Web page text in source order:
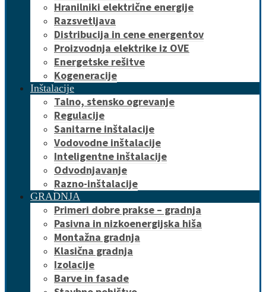
Hranilniki električne energije
Razsvetljava
Distribucija in cene energentov
Proizvodnja elektrike iz OVE
Energetske rešitve
Kogeneracije
Inštalacije
Talno, stensko ogrevanje
Regulacije
Sanitarne inštalacije
Vodovodne inštalacije
Inteligentne inštalacije
Odvodnjavanje
Razno-inštalacije
GRADNJA
Primeri dobre prakse – gradnja
Pasivna in nizkoenergijska hiša
Montažna gradnja
Klasična gradnja
Izolacije
Barve in fasade